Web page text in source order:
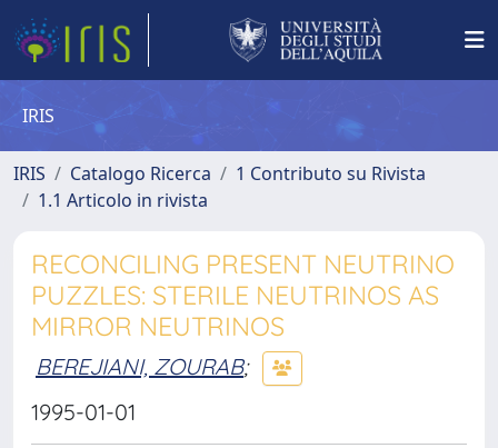
IRIS
IRIS Catalogo Ricerca
1 Contributo su Rivista
1.1 Articolo in rivista
RECONCILING PRESENT NEUTRINO
PUZZLES: STERILE NEUTRINOS AS
MIRROR NEUTRINOS
BEREJIANI, ZOURAB;
1995-01-01